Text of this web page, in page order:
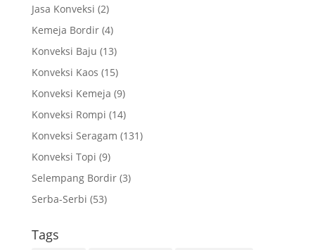
Jasa Konveksi (2)
Kemeja Bordir(4)
Konveksi Baju (13)
Konveksi Kaos (15)
Konveksi Kemeja (9)
Konveksi Rompi (14)
Konveksi Seragam (131)
Konveksi Topi (9)
Selempang Bordir(3)
Serba-Serbi (53)
Tags